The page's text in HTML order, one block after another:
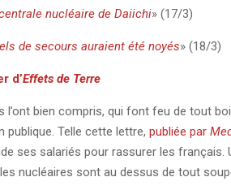
nucléaire de Daiichi» (17/3)
de secours auraient été noyés» (18/3)
d’Effets de Terre
bien compris, qui font feu de tout
publique. Telle cette lettre, publiée par
ses salariés pour rassurer les français.
nucléaires sont au dessus de tout